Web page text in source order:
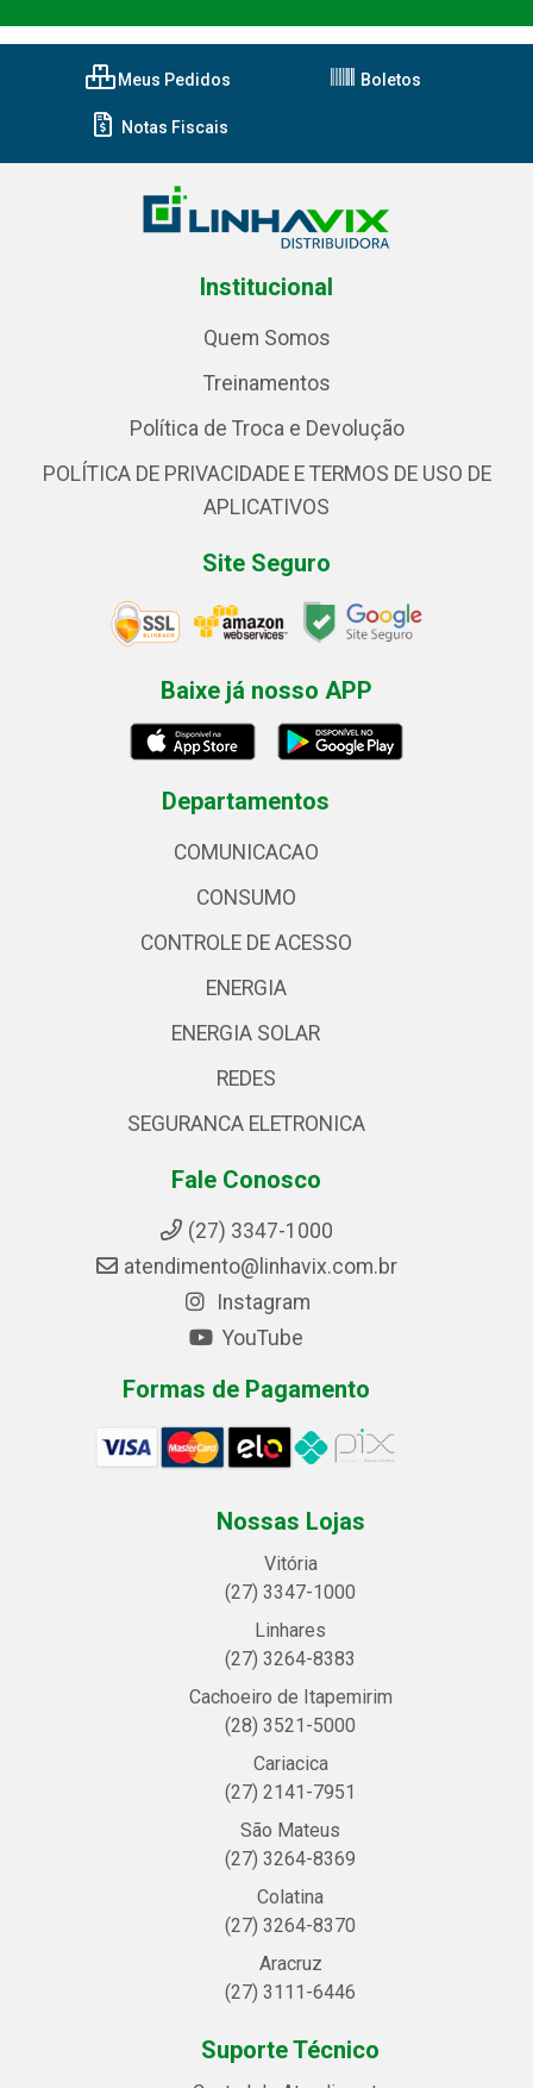
Meus Pedidos Boletos
Notas Fiscais
Institucional
Quem Somos
Treinamentos
Política de Troca e Devolução
POLÍTICA DE PRIVACIDADE E TERMOS DE USO DE
APLICATIVOS
Site Seguro
Baixe já nosso APP
Departamentos
COMUNICACAO
CONSUMO
CONTROLE DE ACESSO
ENERGIA
ENERGIA SOLAR
REDES
SEGURANCA ELETRONICA
Fale Conosco
(27) 3347-1000
atendimento@linhavix.com.br
Instagram
YouTube
Formas de Pagamento
Nossas Lojas
Vitória
(27) 3347-1000
Linhares
(27) 3264-8383
Cachoeiro de Itapemirim
(28) 3521-5000
Cariacica
(27) 2141-7951
São Mateus
(27) 3264-8369
Colatina
(27) 3264-8370
Aracruz
(27) 3111-6446
Suporte Técnico